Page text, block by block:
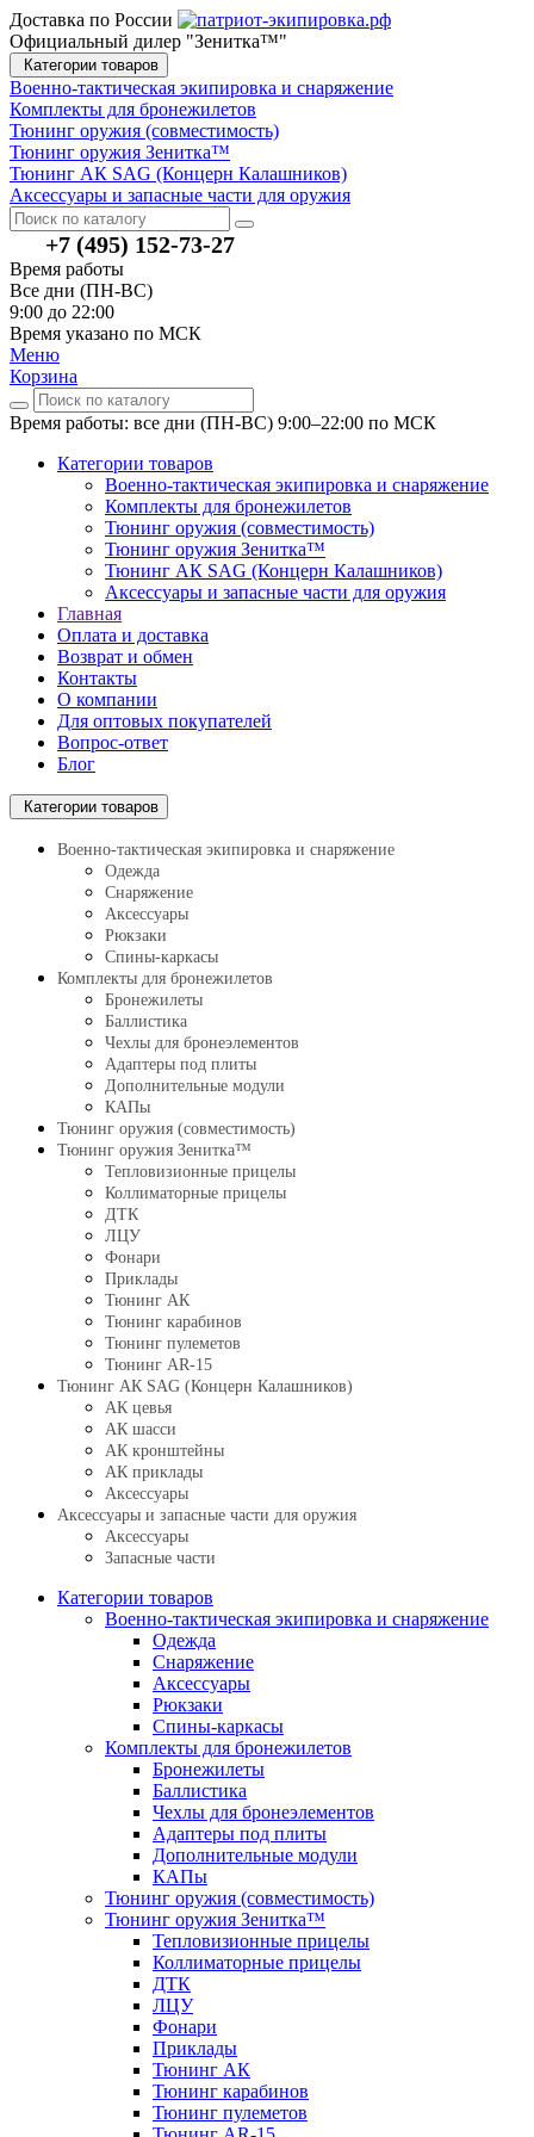
Доставка по России
Официальный дилер "Зенитка™"
Категории товаров
Военно-тактическая экипировка и снаряжение
Комплекты для бронежилетов
Тюнинг оружия (совместимость)
Тюнинг оружия Зенитка™
Тюнинг АК SAG (Концерн Калашников)
Аксессуары и запасные части для оружия
+7 (495) 152-73-27
Время работы
Все дни (ПН-ВС)
9:00 до 22:00
Время указано по МСК
Меню
Корзина
Время работы: все дни (ПН-ВС) 9:00–22:00 по МСК
Категории товаров
Военно-тактическая экипировка и снаряжение
Комплекты для бронежилетов
Тюнинг оружия (совместимость)
Тюнинг оружия Зенитка™
Тюнинг АК SAG (Концерн Калашников)
Аксессуары и запасные части для оружия
Главная
Оплата и доставка
Возврат и обмен
Контакты
О компании
Для оптовых покупателей
Вопрос-ответ
Блог
Категории товаров
Военно-тактическая экипировка и снаряжение
Одежда
Снаряжение
Аксессуары
Рюкзаки
Спины-каркасы
Комплекты для бронежилетов
Бронежилеты
Баллистика
Чехлы для бронеэлементов
Адаптеры под плиты
Дополнительные модули
КАПы
Тюнинг оружия (совместимость)
Тюнинг оружия Зенитка™
Тепловизионные прицелы
Коллиматорные прицелы
ДТК
ЛЦУ
Фонари
Приклады
Тюнинг АК
Тюнинг карабинов
Тюнинг пулеметов
Тюнинг AR-15
Тюнинг АК SAG (Концерн Калашников)
АК цевья
АК шасси
АК кронштейны
АК приклады
Аксессуары
Аксессуары и запасные части для оружия
Аксессуары
Запасные части
Категории товаров
Военно-тактическая экипировка и снаряжение
Одежда
Снаряжение
Аксессуары
Рюкзаки
Спины-каркасы
Комплекты для бронежилетов
Бронежилеты
Баллистика
Чехлы для бронеэлементов
Адаптеры под плиты
Дополнительные модули
КАПы
Тюнинг оружия (совместимость)
Тюнинг оружия Зенитка™
Тепловизионные прицелы
Коллиматорные прицелы
ДТК
ЛЦУ
Фонари
Приклады
Тюнинг АК
Тюнинг карабинов
Тюнинг пулеметов